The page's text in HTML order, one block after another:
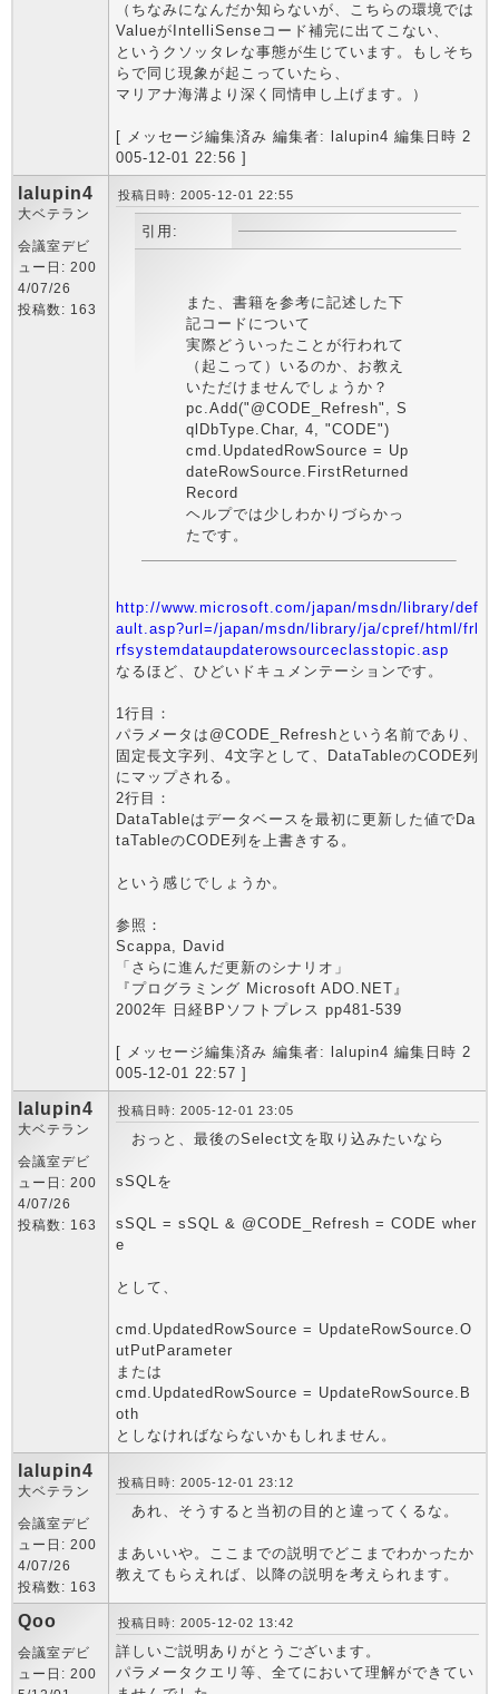
（ちなみになんだか知らないが、こちらの環境では
ValueがIntelliSenseコード補完に出てこない、
というクソッタレな事態が生じています。もしそち
らで同じ現象が起こっていたら、
マリアナ海溝より深く同情申し上げます。）
[ メッセージ編集済み 編集者: lalupin4 編集日時 2
005-12-01 22:56 ]
lalupin4
大ベテラン
会議室デビ
ュー日: 200
4/07/26
投稿数: 163
投稿日時: 2005-12-01 22:55
引用:
また、書籍を参考に記述した下
記コードについて
実際どういったことが行われて
（起こって）いるのか、お教え
いただけませんでしょうか？
pc.Add("@CODE_Refresh", S
qlDbType.Char, 4, "CODE")
cmd.UpdatedRowSource = Up
dateRowSource.FirstReturned
Record
ヘルプでは少しわかりづらかっ
たです。
http://www.microsoft.com/japan/msdn/library/def
ault.asp?url=/japan/msdn/library/ja/cpref/html/frl
rfsystemdataupdaterowsourceclasstopic.asp
なるほど、ひどいドキュメンテーションです。
1行目：
パラメータは@CODE_Refreshという名前であり、
固定長文字列、4文字として、DataTableのCODE列
にマップされる。
2行目：
DataTableはデータベースを最初に更新した値でDa
taTableのCODE列を上書きする。
という感じでしょうか。
参照：
Scappa, David
「さらに進んだ更新のシナリオ」
『プログラミング Microsoft ADO.NET』
2002年 日経BPソフトプレス pp481-539
[ メッセージ編集済み 編集者: lalupin4 編集日時 2
005-12-01 22:57 ]
lalupin4
大ベテラン
会議室デビ
ュー日: 200
4/07/26
投稿数: 163
投稿日時: 2005-12-01 23:05
おっと、最後のSelect文を取り込みたいなら
sSQLを
sSQL = sSQL & @CODE_Refresh = CODE wher
e
として、
cmd.UpdatedRowSource = UpdateRowSource.O
utPutParameter
または
cmd.UpdatedRowSource = UpdateRowSource.B
oth
としなければならないかもしれません。
lalupin4
大ベテラン
会議室デビ
ュー日: 200
4/07/26
投稿数: 163
投稿日時: 2005-12-01 23:12
あれ、そうすると当初の目的と違ってくるな。
まあいいや。ここまでの説明でどこまでわかったか
教えてもらえれば、以降の説明を考えられます。
Qoo
会議室デビ
ュー日: 200
投稿日時: 2005-12-02 13:42
詳しいご説明ありがとうございます。
パラメータクエリ等、全てにおいて理解ができてい